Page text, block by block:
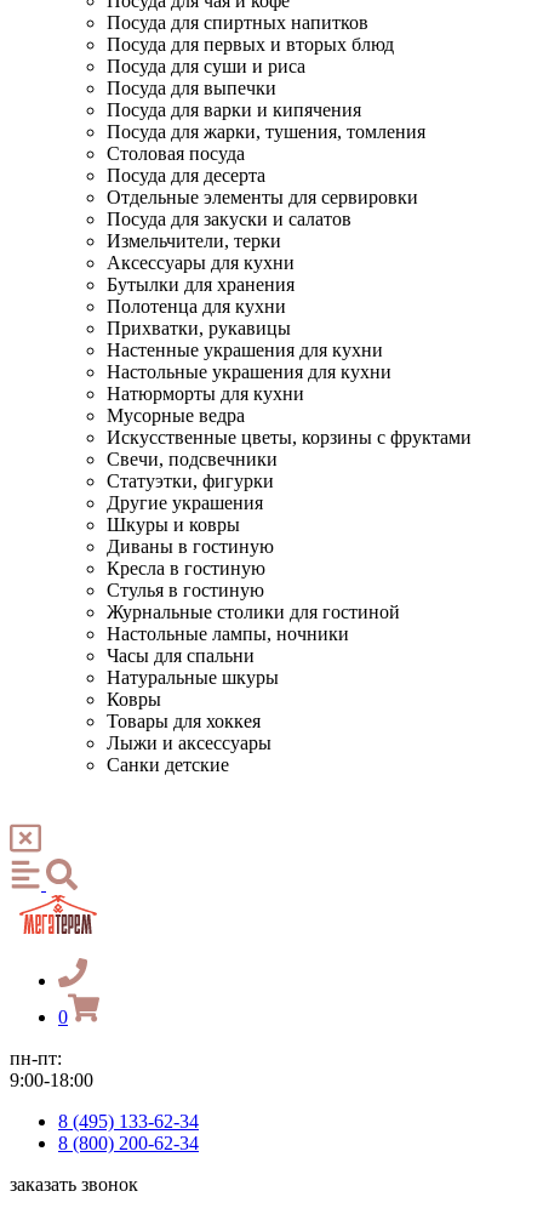
Посуда для спиртных напитков
Посуда для первых и вторых блюд
Посуда для суши и риса
Посуда для выпечки
Посуда для варки и кипячения
Посуда для жарки, тушения, томления
Столовая посуда
Посуда для десерта
Отдельные элементы для сервировки
Посуда для закуски и салатов
Измельчители, терки
Аксессуары для кухни
Бутылки для хранения
Полотенца для кухни
Прихватки, рукавицы
Настенные украшения для кухни
Настольные украшения для кухни
Натюрморты для кухни
Мусорные ведра
Искусственные цветы, корзины с фруктами
Свечи, подсвечники
Статуэтки, фигурки
Другие украшения
Шкуры и ковры
Диваны в гостиную
Кресла в гостиную
Стулья в гостиную
Журнальные столики для гостиной
Настольные лампы, ночники
Часы для спальни
Натуральные шкуры
Ковры
Товары для хоккея
Лыжи и аксессуары
Санки детские
0
пн-пт:
9:00-18:00
8 (495) 133-62-34
8 (800) 200-62-34
заказать звонок